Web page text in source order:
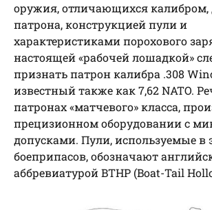
оружия, отличающихся калибром,
патрона, конструкцией пули и
характеристиками порохового
настоящей «рабочей лошадкой»
признать патрон калибра .308
известный также как 7,62 NATO.
патронах «матчевого» класса,
прецизионном оборудовании с
допусками. Пули, используемые в
боеприпасов, обозначают
аббревиатурой BTHP (Boat-Tail